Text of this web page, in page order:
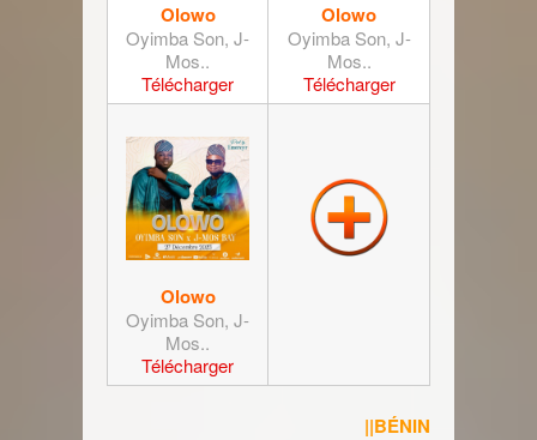
Olowo
Oyimba Son, J-
Mos..
Télécharger
Olowo
Oyimba Son, J-
Mos..
Télécharger
Olowo
Oyimba Son, J-
Mos..
Télécharger
||BÉNIN